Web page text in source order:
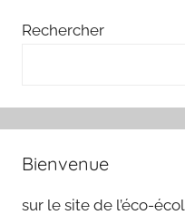
Rechercher
Bienvenue
sur le site de l’éco-